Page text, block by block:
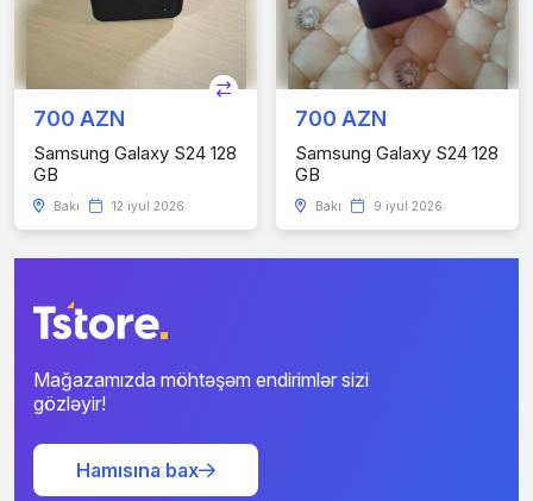
700 AZN
Samsung Galaxy S24 128
GB
Bakı 12 iyul 2026
700 AZN
Samsung Galaxy S24 128
GB
Bakı 9 iyul 2026
Mağazamızda möhtəşəm endirimlər sizi
gözləyir!
Hamısına bax